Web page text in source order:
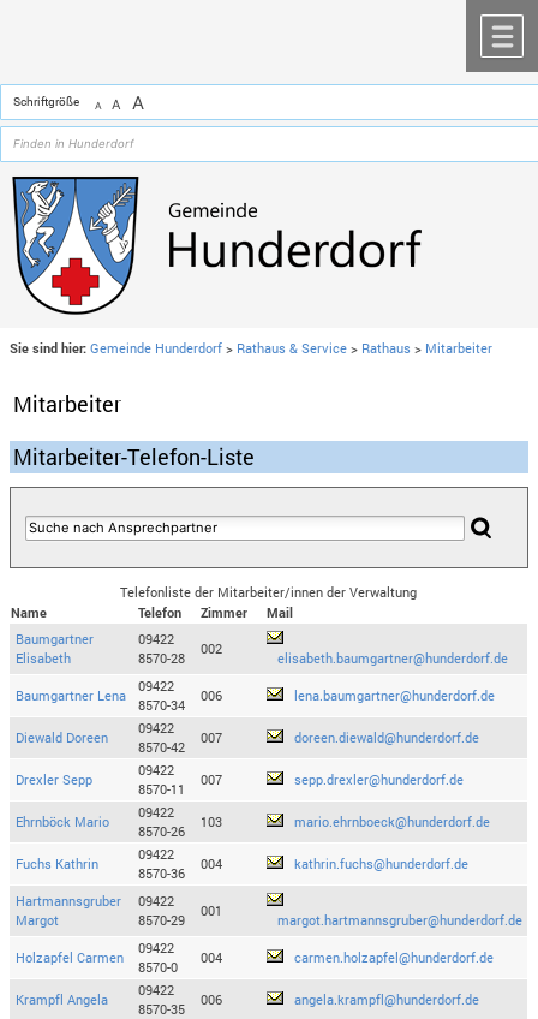
Schriftgröße A A A
Sie sind hier: Gemeinde Hunderdorf > Rathaus & Service > Rathaus > Mitarbeiter
Mitarbeiter
Mitarbeiter-Telefon-Liste
Telefonliste der Mitarbeiter/innen der Verwaltung
Name
Telefon Zimmer
Mail
Baumgartner
Elisabeth
09422
8570-28
002
elisabeth.baumgartner@hunderdorf.de
Baumgartner Lena
09422
8570-34
006 lena.baumgartner@hunderdorf.de
Diewald Doreen
09422
8570-42
007 doreen.diewald@hunderdorf.de
Drexler Sepp
09422
8570-11
007 sepp.drexler@hunderdorf.de
Ehrnböck Mario
09422
8570-26
103 mario.ehrnboeck@hunderdorf.de
Fuchs Kathrin
09422
8570-36
004 kathrin.fuchs@hunderdorf.de
Hartmannsgruber
Margot
09422
8570-29
001
margot.hartmannsgruber@hunderdorf.de
Holzapfel Carmen
09422
8570-0
004 carmen.holzapfel@hunderdorf.de
Krampfl Angela
09422
8570-35
006 angela.krampfl@hunderdorf.de